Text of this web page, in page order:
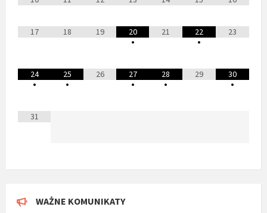
17 18 19
20
•
21
22
•
23
24
•
25
•
26
27
•
28
•
29
30
•
31
WAŻNE KOMUNIKATY